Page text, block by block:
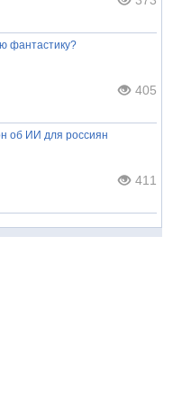
фантастику?
405
об ИИ для россиян
411